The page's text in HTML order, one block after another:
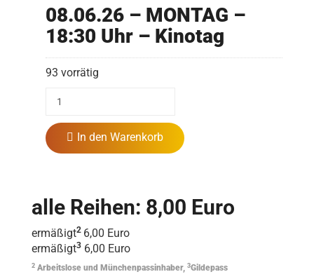
08.06.26 – MONTAG –
18:30 Uhr – Kinotag
93 vorrätig
In den Warenkorb
alle Reihen: 8,00 Euro
ermäßigt2 6,00 Euro
ermäßigt3 6,00 Euro
2 Arbeitslose und Münchenpassinhaber, 3Gildepass